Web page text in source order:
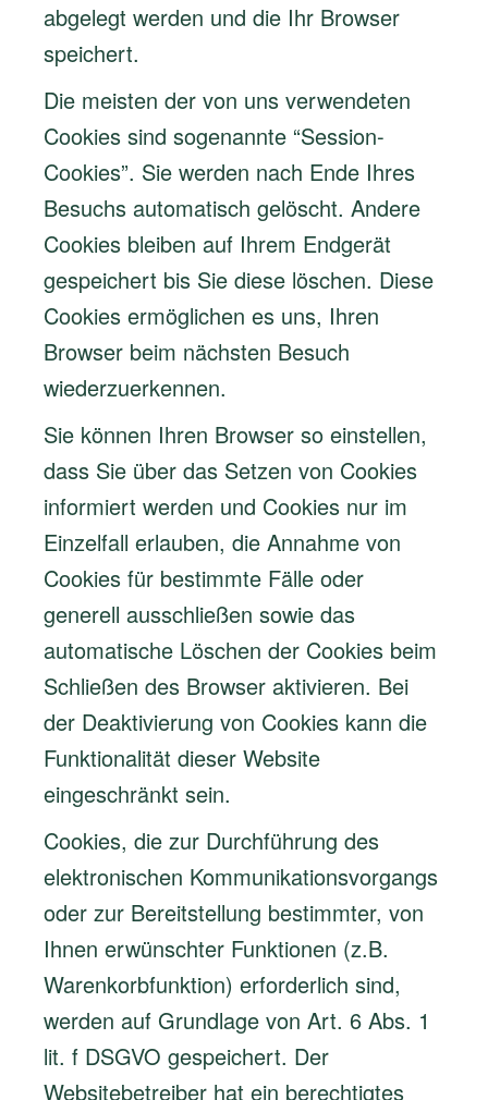
abgelegt werden und die Ihr Browser
speichert.
Die meisten der von uns verwendeten
Cookies sind sogenannte “Session-
Cookies”. Sie werden nach Ende Ihres
Besuchs automatisch gelöscht. Andere
Cookies bleiben auf Ihrem Endgerät
gespeichert bis Sie diese löschen. Diese
Cookies ermöglichen es uns, Ihren
Browser beim nächsten Besuch
wiederzuerkennen.
Sie können Ihren Browser so einstellen,
dass Sie über das Setzen von Cookies
informiert werden und Cookies nur im
Einzelfall erlauben, die Annahme von
Cookies für bestimmte Fälle oder
generell ausschließen sowie das
automatische Löschen der Cookies beim
Schließen des Browser aktivieren. Bei
der Deaktivierung von Cookies kann die
Funktionalität dieser Website
eingeschränkt sein.
Cookies, die zur Durchführung des
elektronischen Kommunikationsvorgangs
oder zur Bereitstellung bestimmter, von
Ihnen erwünschter Funktionen (z.B.
Warenkorbfunktion) erforderlich sind,
werden auf Grundlage von Art. 6 Abs. 1
lit. f DSGVO gespeichert. Der
Websitebetreiber hat ein berechtigtes